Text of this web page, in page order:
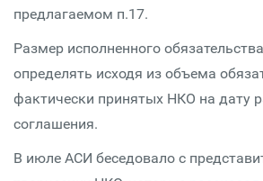
предлагаемом п.17.
Размер исполненного
определять исходя из объема
фактически принятых НКО на дату
соглашения.
В июле АСИ беседовало с